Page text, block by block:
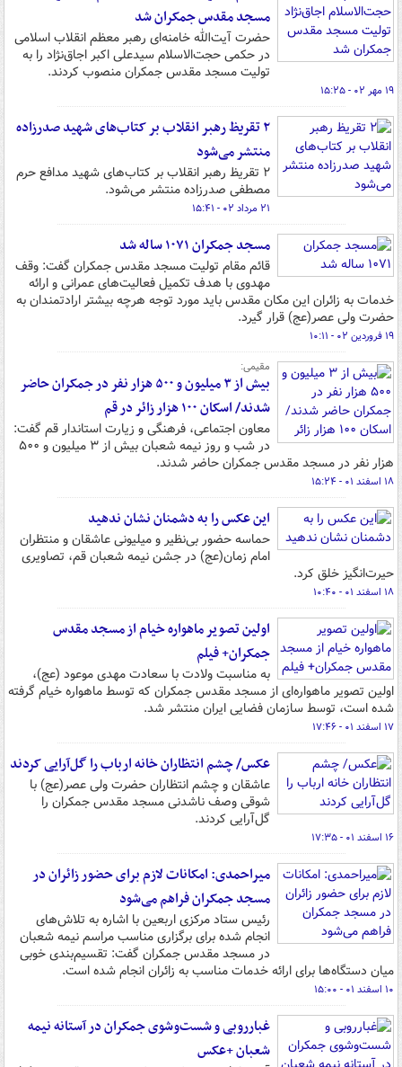
مسجد مقدس جمکران شد
حضرت آیت‌الله خامنه‌ای رهبر معظم انقلاب اسلامی
در حکمی حجت‌الاسلام سیدعلی اکبر اجاق‌نژاد را به
تولیت مسجد مقدس جمکران منصوب کردند.
۱۹ مهر ۰۲ - ۱۵:۲۵
۲ تقریظ رهبر انقلاب بر کتاب‌های شهید صدرزاده
منتشر می‌شود
۲ تقریظ رهبر انقلاب بر کتاب‌های شهید مدافع حرم
مصطفی صدرزاده منتشر می‌شود.
۲۱ مرداد ۰۲ - ۱۵:۴۱
مسجد جمکران ۱۰۷۱ ساله شد
قائم مقام تولیت مسجد مقدس جمکران گفت: وقف
مهدوی با هدف تکمیل فعالیت‌های عمرانی و ارائه
خدمات به زائران این مکان مقدس باید مورد توجه هرچه بیشتر ارادتمندان به
حضرت ولی عصر(عج) قرار گیرد.
۱۹ فروردین ۰۲ - ۱۰:۱۱
مقیمی:
بیش از ۳ میلیون و ۵۰۰ هزار نفر در جمکران حاضر
شدند/ اسکان ۱۰۰ هزار زائر در قم
معاون اجتماعی، فرهنگی و زیارت استاندار قم گفت:
در شب و روز نیمه شعبان بیش از ۳ میلیون و ۵۰۰
هزار نفر در مسجد مقدس جمکران حاضر شدند.
۱۸ اسفند ۰۱ - ۱۵:۲۴
این عکس را به دشمنان نشان ندهید
حماسه حضور بی‌نظیر و میلیونی عاشقان و منتظران
امام زمان(عج) در جشن نیمه شعبان قم، تصاویری
حیرت‌انگیز خلق کرد.
۱۸ اسفند ۰۱ - ۱۰:۴۰
اولین تصویر ماهواره خیام از مسجد مقدس
جمکران+ فیلم
به مناسبت ولادت با سعادت مهدی موعود (عج)،
اولین تصویر ماهواره‌ای از مسجد مقدس جمکران که توسط ماهواره خیام گرفته
شده است، توسط سازمان فضایی ایران منتشر شد.
۱۷ اسفند ۰۱ - ۱۷:۴۶
عکس/ چشم انتظاران خانه ارباب را گل‌آرایی کردند
عاشقان و چشم انتظاران حضرت ولی عصر(عج) با
شوقی وصف ناشدنی مسجد مقدس جمکران را
گل‌آرایی کردند.
۱۶ اسفند ۰۱ - ۱۷:۳۵
میراحمدی: امکانات لازم برای حضور زائران در
مسجد جمکران فراهم می‌شود
رئیس ستاد مرکزی اربعین با اشاره به تلاش‌های
انجام شده برای برگزاری مناسب مراسم نیمه شعبان
در مسجد مقدس جمکران گفت: تقسیم‌بندی خوبی
میان دستگاه‌ها برای ارائه خدمات مناسب به زائران انجام شده است.
۱۰ اسفند ۰۱ - ۱۵:۰۰
غبارروبی و شست‌وشوی جمکران در آستانه نیمه
شعبان +عکس